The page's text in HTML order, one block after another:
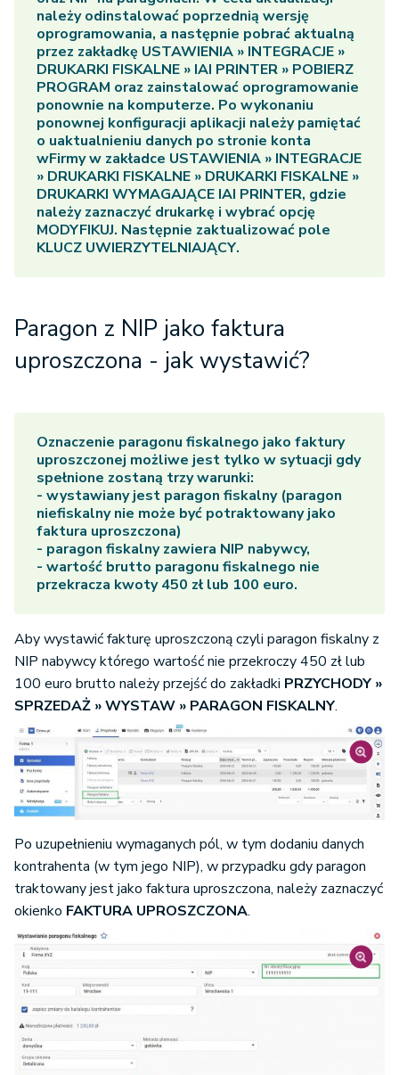
należy odinstalować poprzednią wersję
oprogramowania, a następnie pobrać aktualną
przez zakładkę USTAWIENIA » INTEGRACJE »
DRUKARKI FISKALNE » IAI PRINTER » POBIERZ
PROGRAM oraz zainstalować oprogramowanie
ponownie na komputerze. Po wykonaniu
ponownej konfiguracji aplikacji należy pamiętać
o uaktualnieniu danych po stronie konta
wFirmy w zakładce USTAWIENIA » INTEGRACJE
» DRUKARKI FISKALNE » DRUKARKI FISKALNE »
DRUKARKI WYMAGAJĄCE IAI PRINTER, gdzie
należy zaznaczyć drukarkę i wybrać opcję
MODYFIKUJ. Następnie zaktualizować pole
KLUCZ UWIERZYTELNIAJĄCY.
Paragon z NIP jako faktura
uproszczona - jak wystawić?
Oznaczenie paragonu fiskalnego jako faktury
uproszczonej możliwe jest tylko w sytuacji gdy
spełnione zostaną trzy warunki:
- wystawiany jest paragon fiskalny (paragon
niefiskalny nie może być potraktowany jako
faktura uproszczona)
- paragon fiskalny zawiera NIP nabywcy,
- wartość brutto paragonu fiskalnego nie
przekracza kwoty 450 zł lub 100 euro.
Aby wystawić fakturę uproszczoną czyli paragon fiskalny z
NIP nabywcy którego wartość nie przekroczy 450 zł lub
100 euro brutto należy przejść do zakładki PRZYCHODY »
SPRZEDAŻ » WYSTAW » PARAGON FISKALNY.
Po uzupełnieniu wymaganych pól, w tym dodaniu danych
kontrahenta (w tym jego NIP), w przypadku gdy paragon
traktowany jest jako faktura uproszczona, należy zaznaczyć
okienko FAKTURA UPROSZCZONA.